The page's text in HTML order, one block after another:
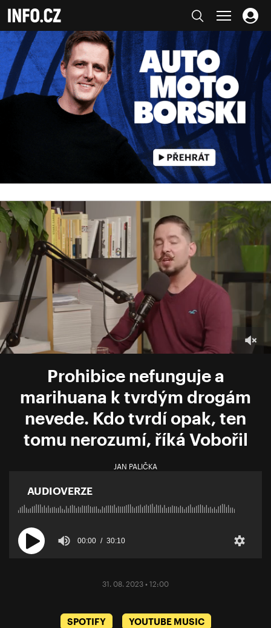
Prohibice nefunguje a
marihuana k tvrdým drogám
nevede. Kdo tvrdí opak, ten
tomu nerozumí, říká Vobořil
JAN PALIČKA
AUDIOVERZE
00:00 30:10
31. 08. 2023 • 12:00
SPOTIFY YOUTUBE MUSIC